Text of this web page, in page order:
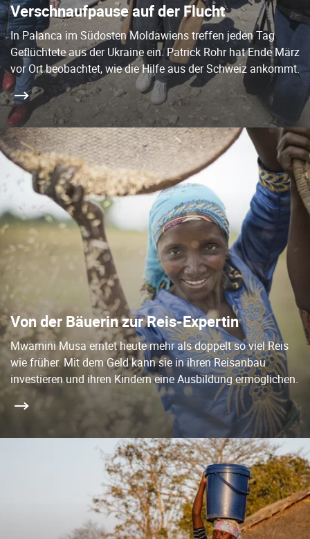
Verschnaufpause auf der Flucht
In Palanca im Südosten Moldawiens treffen jeden Tag
Geflüchtete aus der Ukraine ein. Patrick Rohr hat Ende März
vor Ort beobachtet, wie die Hilfe aus der Schweiz ankommt.
Von der Bäuerin zur Reis-Expertin
Mwamini Musa erntet heute mehr als doppelt so viel Reis
wie früher. Mit dem Geld kann sie in ihren Reisanbau
investieren und ihren Kindern eine Ausbildung ermöglichen.